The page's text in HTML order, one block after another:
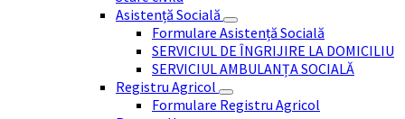
Asistență Socială
Formulare Asistență Socială
SERVICIUL DE ÎNGRIJIRE LA DOMICILIU
SERVICIUL AMBULANȚA SOCIALĂ
Registru Agricol
Formulare Registru Agricol